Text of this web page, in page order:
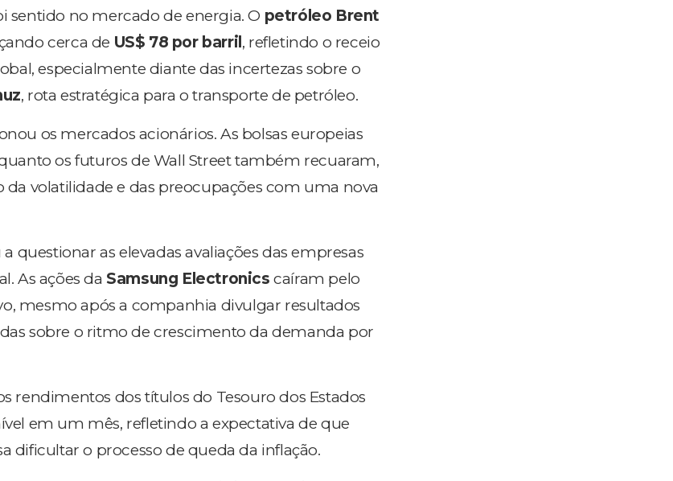
sentido no mercado de energia. O petróleo Brent
cerca de US$ 78 por barril , refletindo o receio
especialmente diante das incertezas sobre o
, rota estratégica para o transporte de petróleo.
os mercados acionários. As bolsas europeias
os futuros de Wall Street também recuaram,
volatilidade e das preocupações com uma nova
questionar as elevadas avaliações das empresas
As ações da Samsung Electronics caíram pelo
mesmo após a companhia divulgar resultados
sobre o ritmo de crescimento da demanda por
rendimentos dos títulos do Tesouro dos Estados
em um mês, refletindo a expectativa de que
dificultar o processo de queda da inflação.